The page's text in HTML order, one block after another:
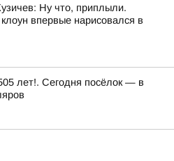
Ну что, приплыли.
клоун впервые нарисовался в
лет!. Сегодня посёлок — в